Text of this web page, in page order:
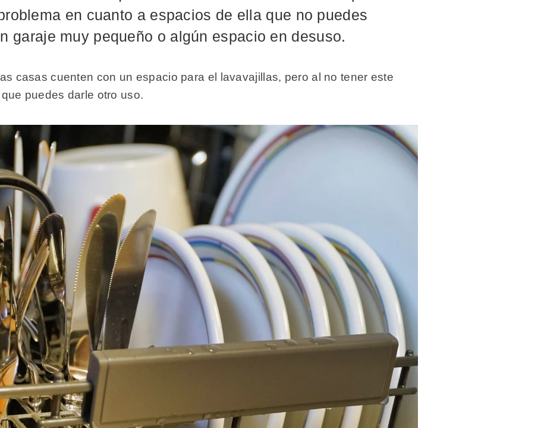
en cuanto a espacios de ella que no puedes
garaje muy pequeño o algún espacio en desuso.
casas cuenten con un espacio para el lavavajillas, pero al no tener este
puedes darle otro uso.